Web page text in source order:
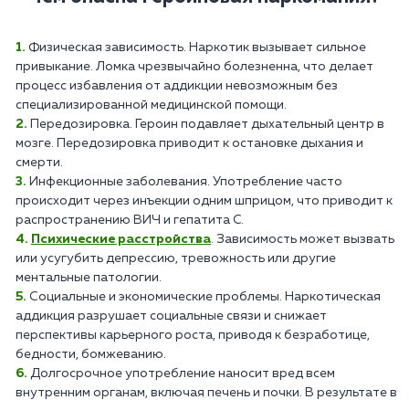
Физическая зависимость. Наркотик вызывает сильное
привыкание. Ломка чрезвычайно болезненна, что делает
процесс избавления от аддикции невозможным без
специализированной медицинской помощи.
Передозировка. Героин подавляет дыхательный центр в
мозге. Передозировка приводит к остановке дыхания и
смерти.
Инфекционные заболевания. Употребление часто
происходит через инъекции одним шприцом, что приводит к
распространению ВИЧ и гепатита C.
Психические расстройства . Зависимость может вызвать
или усугубить депрессию, тревожность или другие
ментальные патологии.
Социальные и экономические проблемы. Наркотическая
аддикция разрушает социальные связи и снижает
перспективы карьерного роста, приводя к безработице,
бедности, бомжеванию.
Долгосрочное употребление наносит вред всем
внутренним органам, включая печень и почки. В результате в